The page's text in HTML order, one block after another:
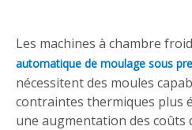
Les machines à chambre
automatique de moulage sous
nécessitent des moules
contraintes thermiques plus
une augmentation des coûts